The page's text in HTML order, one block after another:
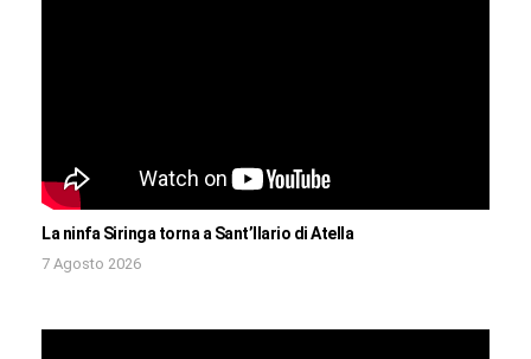
La ninfa Siringa torna a Sant’Ilario di Atella
7 Agosto 2026